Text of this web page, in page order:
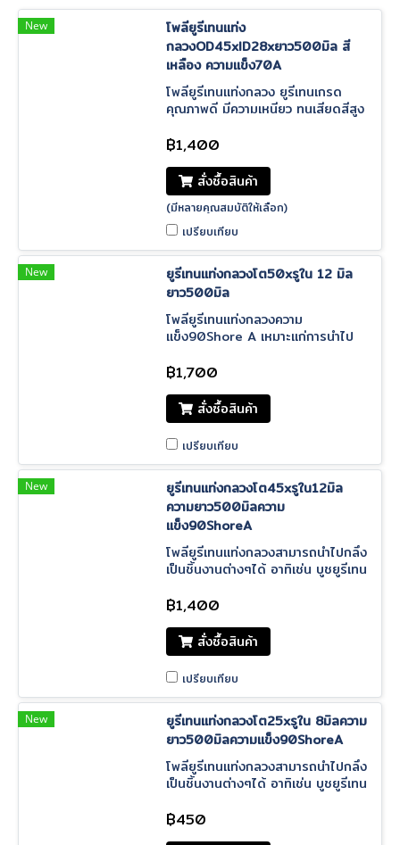
New
โพลียูรีเทนแท่ง
กลวงOD45xID28xยาว500มิล สี
เหลือง ความแข็ง70A
โพลียูรีเทนแท่งกลวง ยูรีเทนเกรด
คุณภาพดี มีความเหนียว ทนเสียดสีสูง
ขนาด ความยาว500มิล มีบริการจัด
฿1,400
สั่งซื้อสินค้า
(มีหลายคุณสมบัติให้เลือก)
เปรียบเทียบ
New
ยูรีเทนแท่งกลวงโต50xรูใน 12 มิล
ยาว500มิล
โพลียูรีเทนแท่งกลวงความ
แข็ง90Shore A เหมาะแก่การนำไป
แข็งและให้ตัวได้ดี รับแรงกระแทก ทน
฿1,700
สั่งซื้อสินค้า
เปรียบเทียบ
New
ยูรีเทนแท่งกลวงโต45xรูใน12มิล
ความยาว500มิลความ
แข็ง90ShoreA
โพลียูรีเทนแท่งกลวงสามารถนำไปกลึง
เป็นชิ้นงานต่างๆได้ อาทิเช่น บูชยูรีเทน
รเีทนเกรดดี ราคาโรงงาน
฿1,400
สั่งซื้อสินค้า
เปรียบเทียบ
New
ยูรีเทนแท่งกลวงโต25xรูใน 8มิลความ
ยาว500มิลความแข็ง90ShoreA
โพลียูรีเทนแท่งกลวงสามารถนำไปกลึง
เป็นชิ้นงานต่างๆได้ อาทิเช่น บูชยูรีเทน
รเีทนเกรดดี ราคาโรงงาน
฿450